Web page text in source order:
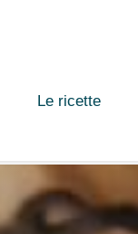
Le ricette